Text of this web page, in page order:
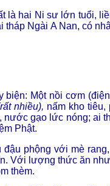
là hai Ni sư lớn tuổi,
Ngài A Nan, có
biện: Một nồi cơm
nhiều), nấm kho tiêu,
gạo lức nóng; ai
Phật.
phộng với mè
Với lượng thức ăn
thèm.